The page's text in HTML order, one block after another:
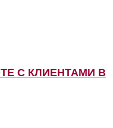
С КЛИЕНТАМИ В